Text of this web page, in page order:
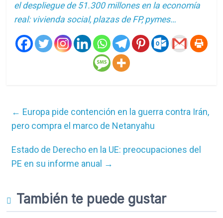
el despliegue de 51.300 millones en la economía
real: vivienda social, plazas de FP, pymes…
← Europa pide contención en la guerra contra Irán,
pero compra el marco de Netanyahu
Estado de Derecho en la UE: preocupaciones del
PE en su informe anual →
También te puede gustar